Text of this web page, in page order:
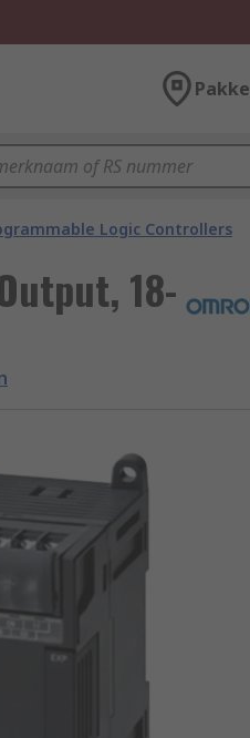
Logic Controllers
18-